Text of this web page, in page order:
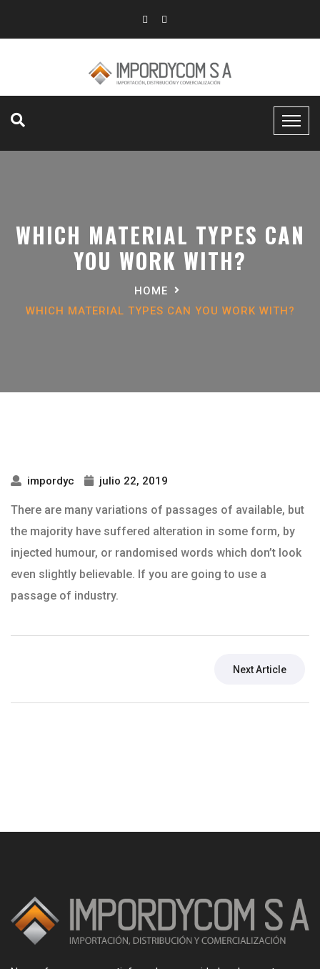
WHICH MATERIAL TYPES CAN
YOU WORK WITH?
HOME
WHICH MATERIAL TYPES CAN YOU WORK WITH?
impordyc julio 22, 2019
There are many variations of passages of available, but
the majority have suffered alteration in some form, by
injected humour, or randomised words which don’t look
even slightly believable. If you are going to use a
passage of industry.
Next Article